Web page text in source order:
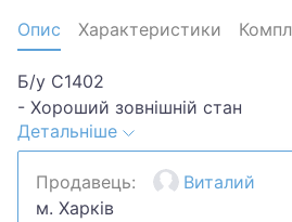
Опис Характеристики
Б/у С1402
- Хороший зовнішній стан
- Є незначні сліди
на фото)
- Тримач та зарядний кейс
Детальніше
Продавець:
Виталий
м. Харків